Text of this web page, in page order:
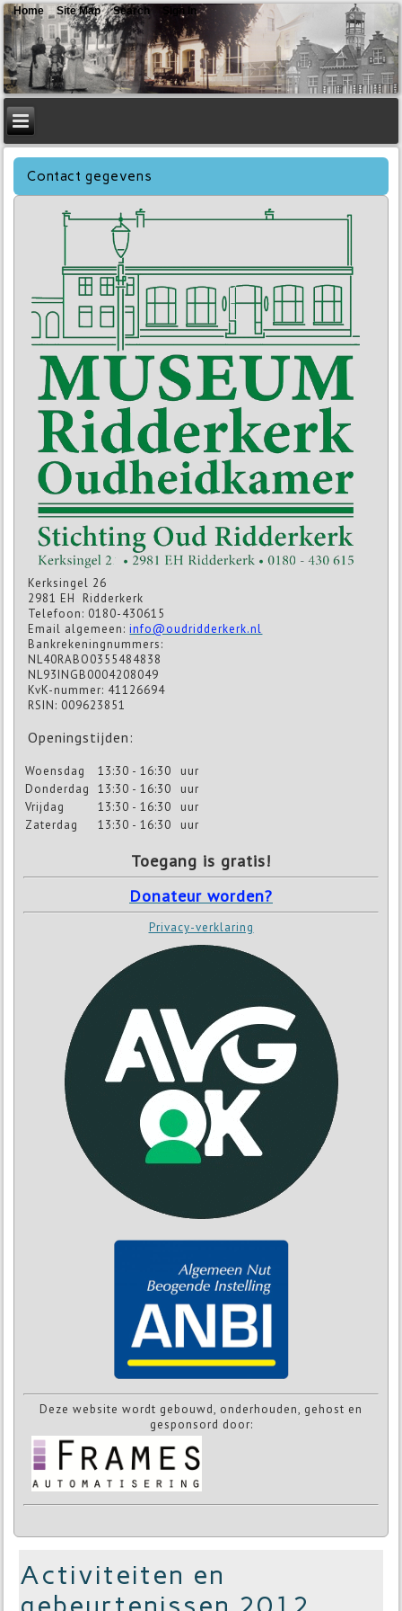
Contact gegevens
Kerksingel 26
2981 EH Ridderkerk
Telefoon: 0180-430615
Email algemeen:info@oudridderkerk.nl
Bankrekeningnummers:
NL40RABO0355484838
NL93INGB0004208049
KvK-nummer: 41126694
RSIN: 009623851
Openingstijden:
Woensdag 13:30 - 16:30
uur
Donderdag
13:30 - 16:30
uur
Vrijdag
13:30 - 16:30
uur
Zaterdag
13:30 - 16:30 uur
Toegang is gratis!
Donateur worden?
Privacy-verklaring
Deze website wordt gebouwd, onderhouden, gehost en
gesponsord door:
Activiteiten en
Home Site Map Search Sign In